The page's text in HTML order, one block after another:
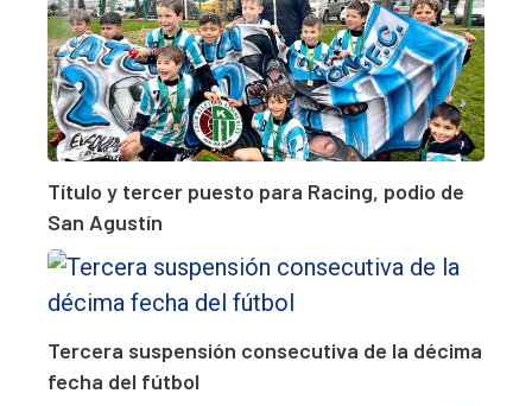
Título y tercer puesto para Racing, podio de
San Agustín
Tercera suspensión consecutiva de la décima
fecha del fútbol